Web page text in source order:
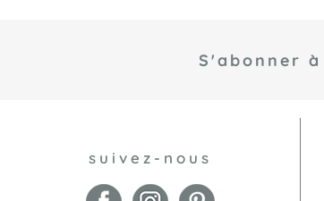
S'abonner
suivez-nous